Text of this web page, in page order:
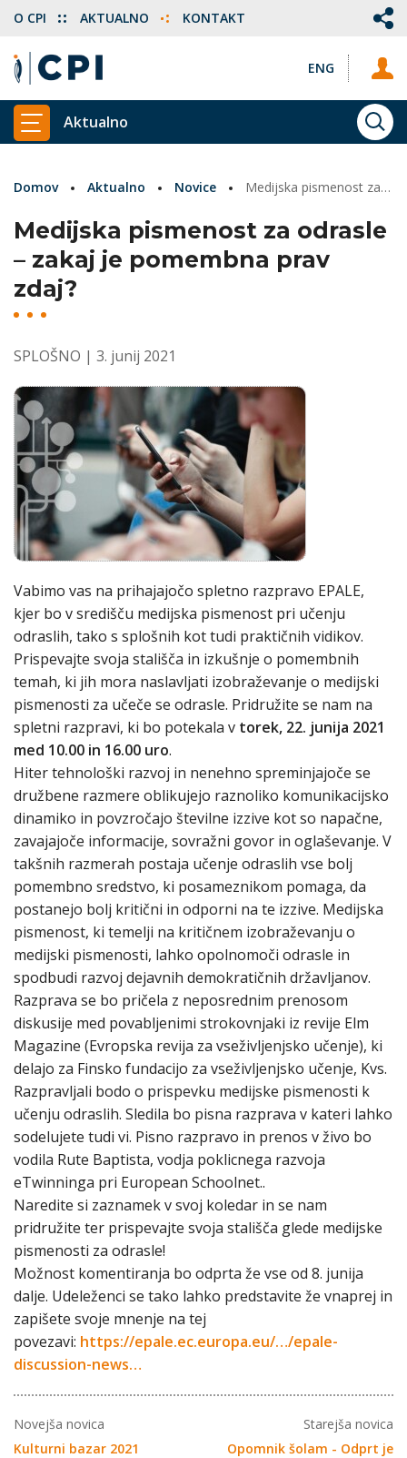
ENG
O CPI AKTUALNO KONTAKT
PRIKAŽI GLAVNI MENI
Aktualno
Domov Aktualno Novice Medijska pismenost za odrasle – zakaj je pomembna prav zdaj?
Medijska pismenost za odrasle
– zakaj je pomembna prav
zdaj?
SPLOŠNO | 3. junij 2021
Vabimo vas na prihajajočo spletno razpravo EPALE,
kjer bo v središču medijska pismenost pri učenju
odraslih, tako s splošnih kot tudi praktičnih vidikov.
Prispevajte svoja stališča in izkušnje o pomembnih
temah, ki jih mora naslavljati izobraževanje o medijski
pismenosti za učeče se odrasle. Pridružite se nam na
spletni razpravi, ki bo potekala v torek, 22. junija 2021
med 10.00 in 16.00 uro.
Hiter tehnološki razvoj in nenehno spreminjajoče se
družbene razmere oblikujejo raznoliko komunikacijsko
dinamiko in povzročajo številne izzive kot so napačne,
zavajajoče informacije, sovražni govor in oglaševanje. V
takšnih razmerah postaja učenje odraslih vse bolj
pomembno sredstvo, ki posameznikom pomaga, da
postanejo bolj kritični in odporni na te izzive. Medijska
pismenost, ki temelji na kritičnem izobraževanju o
medijski pismenosti, lahko opolnomoči odrasle in
spodbudi razvoj dejavnih demokratičnih državljanov.
Razprava se bo pričela z neposrednim prenosom
diskusije med povabljenimi strokovnjaki iz revije Elm
Magazine (Evropska revija za vseživljenjsko učenje), ki
delajo za Finsko fundacijo za vseživljenjsko učenje, Kvs.
Razpravljali bodo o prispevku medijske pismenosti k
učenju odraslih. Sledila bo pisna razprava v kateri lahko
sodelujete tudi vi. Pisno razpravo in prenos v živo bo
vodila Rute Baptista, vodja poklicnega razvoja
eTwinninga pri European Schoolnet..
Naredite si zaznamek v svoj koledar in se nam
pridružite ter prispevajte svoja stališča glede medijske
pismenosti za odrasle!
Možnost komentiranja bo odprta že vse od 8. junija
dalje. Udeleženci se tako lahko predstavite že vnaprej in
zapišete svoje mnenje na tej
povezavi: https://epale.ec.europa.eu/…/epale-
discussion-news…
Novejša novica
Kulturni bazar 2021
Starejša novica
Opomnik šolam - Odprt je